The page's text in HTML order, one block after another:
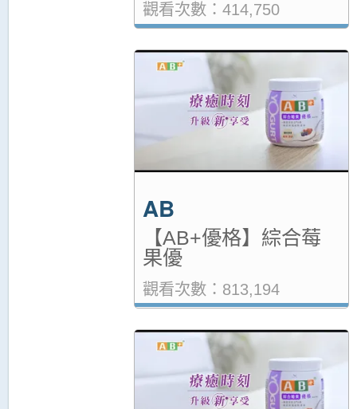
觀看次數：414,750
AB
【AB+優格】綜合莓
果優
觀看次數：813,194